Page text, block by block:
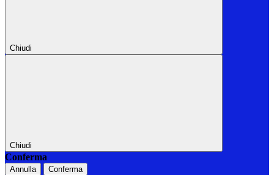
Chiudi
Chiudi
Conferma
Annulla Conferma